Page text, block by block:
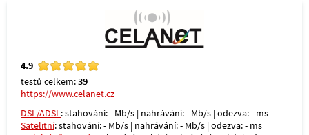
4.9
testů celkem:39
https://www.celanet.cz
DSL/ADSL: stahování: - Mb/s | nahrávání: - Mb/s | odezva: - ms
Satelitní: stahování: - Mb/s | nahrávání: - Mb/s | odezva: - ms